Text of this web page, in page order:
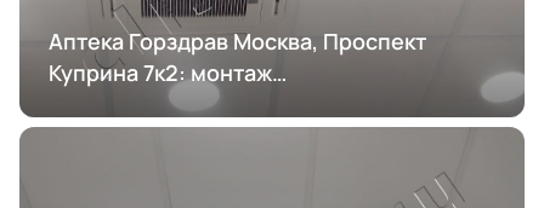
Аптека Горздрав Москва, Проспект
Куприна 7к2: монтаж
кондиционирования